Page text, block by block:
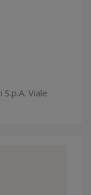
Viale